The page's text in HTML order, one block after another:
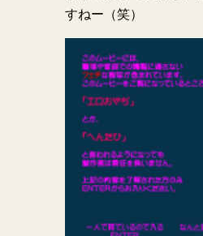
すねー（笑）